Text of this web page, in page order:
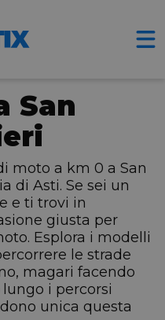
San
moto a km 0 a San
di Asti. Se sei un
e ti trovi in
giusta per
Esplora i modelli
le strade
magari facendo
i percorsi
unica questa